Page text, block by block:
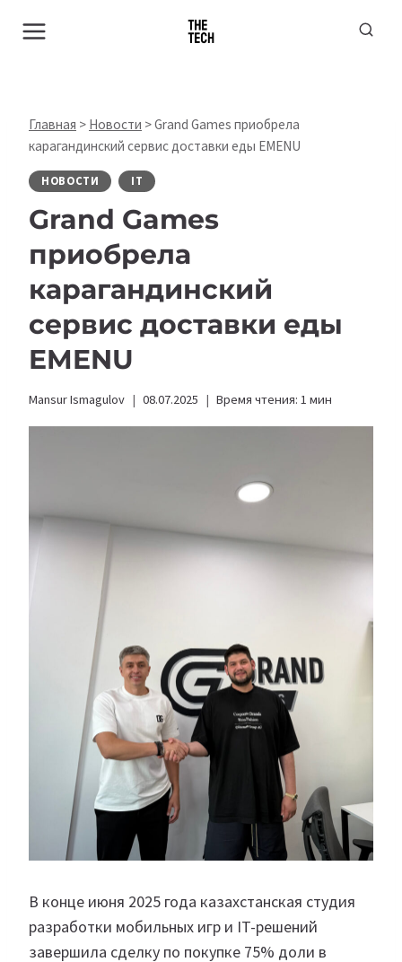
Главная > Новости >Grand Games приобрела
карагандинский сервис доставки еды EMENU
НОВОСТИ IT
Grand Games
приобрела
карагандинский
сервис доставки еды
EMENU
Mansur Ismagulov 08.07.2025 Время чтения: 1 мин
В конце июня 2025 года казахстанская студия
разработки мобильных игр и IT-решений
завершила сделку по покупке 75% доли в